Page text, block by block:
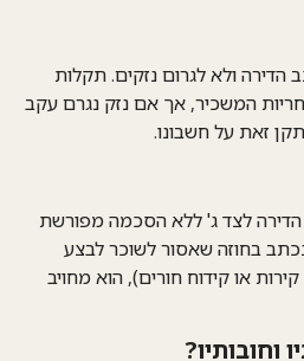
ולא לגרום נזקים. תקלות
המשכיר, אך אם נזק נגרם עקב
זאת על חשבונו.
לצד ג'ללא הסכמה מפורשת
בחוזה שאסור לשוכר לבצע
או קידוח חורים), הוא מחויב
וחובותיו?